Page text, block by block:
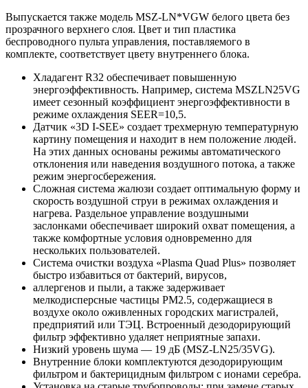
Выпускается также модель MSZ-LN*VGW белого цвета без
прозрачного верхнего слоя. Цвет и тип пластика
беспроводного пульта управления, поставляемого в
комплекте, соответствует цвету внутреннего блока.
Хладагент R32 обеспечивает повышенную
энергоэффективность. Например, система MSZLN25VG
имеет сезонный коэффициент энергоэффективности в
режиме охлаждения SEER=10,5.
Датчик «3D I-SEE» создает трехмерную температурную
картину помещения и находит в нем положение людей.
На этих данных основаны режимы автоматического
отклонения или наведения воздушного потока, а также
режим энергосбережения.
Сложная система жалюзи создает оптимальную форму и
скорость воздушной струи в режимах охлаждения и
нагрева. Раздельное управление воздушными
заслонками обеспечивает широкий охват помещения, а
также комфортные условия одновременно для
нескольких пользователей.
Система очистки воздуха «Plasma Quad Plus» позволяет
быстро избавиться от бактерий, вирусов,
аллергенов и пыли, а также задерживает
мелкодисперсные частицы PM2.5, содержащиеся в
воздухе около оживленных городских магистралей,
предприятий или ТЭЦ. Встроенный дезодорирующий
фильтр эффективно удаляет неприятные запахи.
Низкий уровень шума — 19 дБ (MSZ-LN25/35VG).
Внутренние блоки комплектуются дезодорирующим
фильтром и бактерицидным фильтром с ионами серебра.